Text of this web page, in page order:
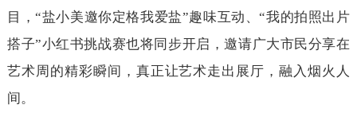
目，“盐小美邀你定格我爱盐”趣味互动、“我的拍照出片
搭子”小红书挑战赛也将同步开启，邀请广大市民分享在
艺术周的精彩瞬间，真正让艺术走出展厅，融入烟火人
间。